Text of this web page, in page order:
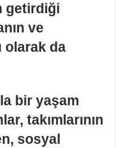
getirdiği
ve
olarak da
bir yaşam
takımlarının
sosyal